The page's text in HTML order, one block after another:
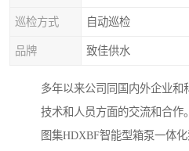
巡检方式 自动巡检
品牌 致佳供水
多年以来公司同国内外企业和
技术和人员方面的交流和合作。
图集HDXBF智能型箱泵一体化